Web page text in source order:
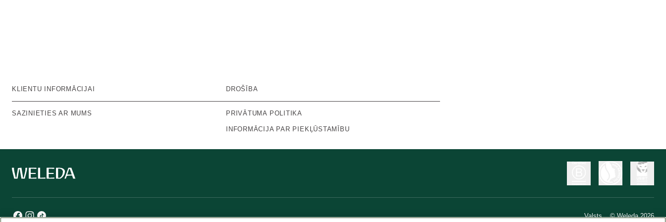
KLIENTU INFORMĀCIJAI
SAZINIETIES AR MUMS
DROŠĪBA
PRIVĀTUMA POLITIKA
INFORMĀCIJA PAR PIEKĻŪSTAMĪBU
Valsts © Weleda 2026